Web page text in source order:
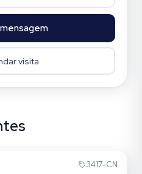
visita
3417-CN